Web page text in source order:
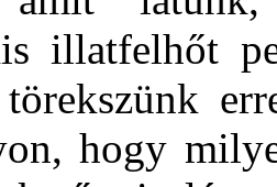
illatfelhőt
hogy